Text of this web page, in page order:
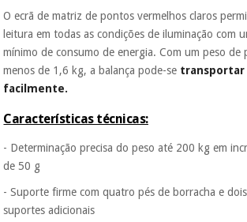
mesmo dia de
mês.
compromisso.
penalizações ou
Os seus dados
O ecrã de matriz de pontos vermelhos claros
leitura em todas as condições de iluminação com
mínimo de consumo de energia. Com um peso de
menos de 1,6 kg, a balança pode-se transportar
facilmente.
Características técnicas:
- Determinação precisa do peso até 200 kg em
de 50 g
- Suporte firme com quatro pés de borracha e dois
suportes adicionais